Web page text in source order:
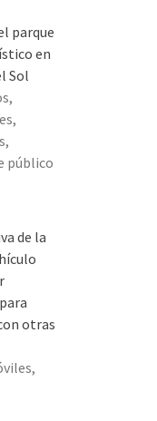
parque
en
Sol
público
de la
otras